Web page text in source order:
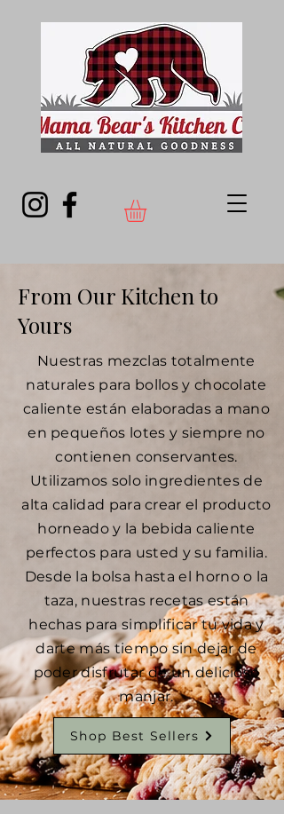
From Our Kitchen to
Yours
Nuestras mezclas totalmente
naturales para bollos y chocolate
caliente están elaboradas a mano
en pequeños lotes y siempre no
contienen conservantes.
Utilizamos solo ingredientes de
alta calidad para crear el producto
horneado y la bebida caliente
perfectos para usted y su familia.
Desde la bolsa hasta el horno o la
taza, nuestras recetas están
hechas para simplificar tu vida y
darte más tiempo sin dejar de
poder disfrutar de un delicioso
manjar.
Shop Best Sellers